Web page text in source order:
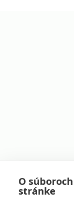
O
stránke